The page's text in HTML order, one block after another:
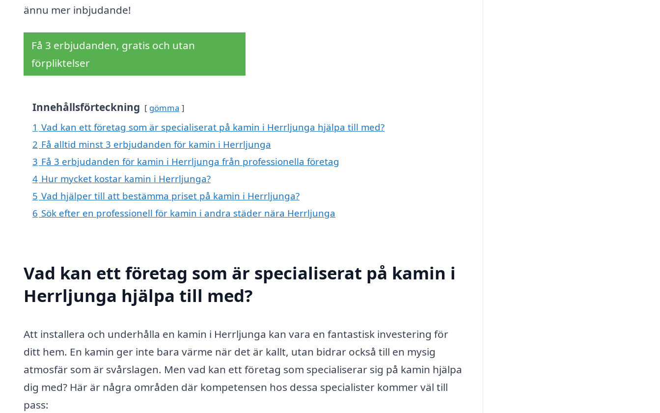
ännu mer inbjudande!
Få 3 erbjudanden, gratis och utan
förpliktelser
Innehållsförteckning gömma
1 Vad kan ett företag som är specialiserat på kamin i Herrljunga hjälpa till med?
2 Få alltid minst 3 erbjudanden för kamin i Herrljunga
3 Få 3 erbjudanden för kamin i Herrljunga från professionella företag
4 Hur mycket kostar kamin i Herrljunga?
5 Vad hjälper till att bestämma priset på kamin i Herrljunga?
6 Sök efter en professionell för kamin i andra städer nära Herrljunga
Vad kan ett företag som är specialiserat på kamin i
Herrljunga hjälpa till med?
Att installera och underhålla en kamin i Herrljunga kan vara en fantastisk investering för
ditt hem. En kamin ger inte bara värme när det är kallt, utan bidrar också till en mysig
atmosfär som är svårslagen. Men vad kan ett företag som specialiserar sig på kamin hjälpa
dig med? Här är några områden där kompetensen hos dessa specialister kommer väl till
pass: